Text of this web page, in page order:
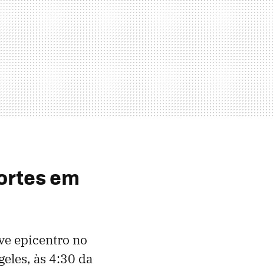
em
epicentro no
às 4:30 da